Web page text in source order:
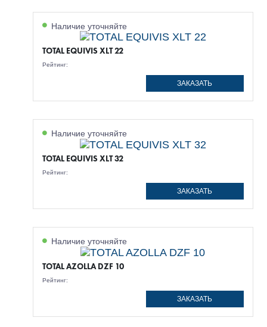
Наличие уточняйте
TOTAL EQUIVIS XLT 22
Рейтинг:
ЗАКАЗАТЬ
Наличие уточняйте
TOTAL EQUIVIS XLT 32
Рейтинг:
ЗАКАЗАТЬ
Наличие уточняйте
TOTAL AZOLLA DZF 10
Рейтинг:
ЗАКАЗАТЬ